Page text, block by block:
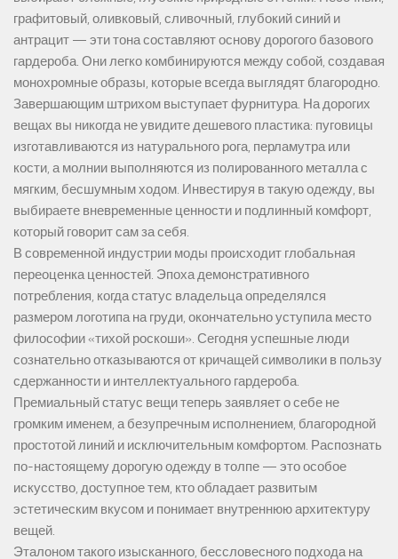
графитовый, оливковый, сливочный, глубокий синий и
антрацит — эти тона составляют основу дорогого базового
гардероба. Они легко комбинируются между собой, создавая
монохромные образы, которые всегда выглядят благородно.
Завершающим штрихом выступает фурнитура. На дорогих
вещах вы никогда не увидите дешевого пластика: пуговицы
изготавливаются из натурального рога, перламутра или
кости, а молнии выполняются из полированного металла с
мягким, бесшумным ходом. Инвестируя в такую одежду, вы
выбираете вневременные ценности и подлинный комфорт,
который говорит сам за себя.
В современной индустрии моды происходит глобальная
переоценка ценностей. Эпоха демонстративного
потребления, когда статус владельца определялся
размером логотипа на груди, окончательно уступила место
философии «тихой роскоши». Сегодня успешные люди
сознательно отказываются от кричащей символики в пользу
сдержанности и интеллектуального гардероба.
Премиальный статус вещи теперь заявляет о себе не
громким именем, а безупречным исполнением, благородной
простотой линий и исключительным комфортом. Распознать
по-настоящему дорогую одежду в толпе — это особое
искусство, доступное тем, кто обладает развитым
эстетическим вкусом и понимает внутреннюю архитектуру
вещей.
Эталоном такого изысканного, бессловесного подхода на